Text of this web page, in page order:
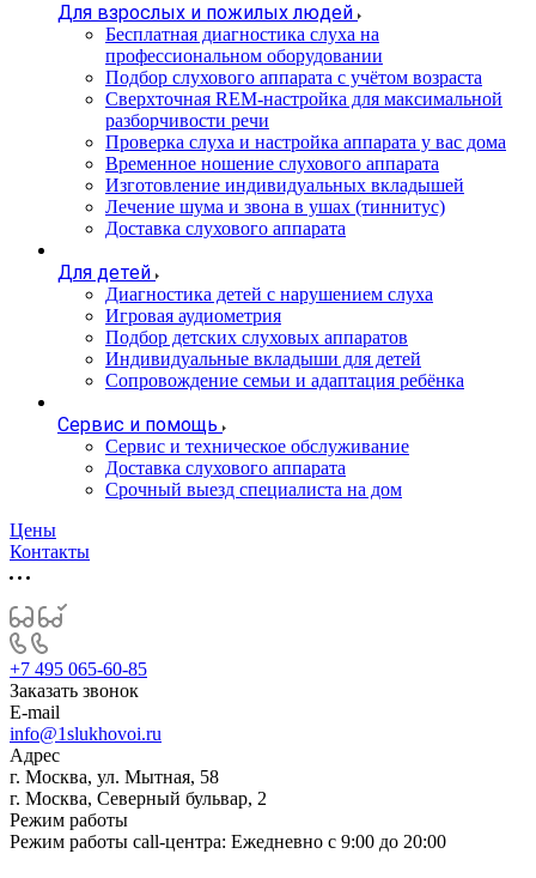
Для взрослых и пожилых людей
Бесплатная диагностика слуха на
профессиональном оборудовании
Подбор слухового аппарата с учётом возраста
Сверхточная REM-настройка для максимальной
разборчивости речи
Проверка слуха и настройка аппарата у вас дома
Временное ношение слухового аппарата
Изготовление индивидуальных вкладышей
Лечение шума и звона в ушах (тиннитус)
Доставка слухового аппарата
Для детей
Диагностика детей с нарушением слуха
Игровая аудиометрия
Подбор детских слуховых аппаратов
Индивидуальные вкладыши для детей
Сопровождение семьи и адаптация ребёнка
Сервис и помощь
Сервис и техническое обслуживание
Доставка слухового аппарата
Срочный выезд специалиста на дом
Цены
Контакты
+7 495 065-60-85
Заказать звонок
E-mail
info@1slukhovoi.ru
Адрес
г. Москва, ул. Мытная, 58
г. Москва, Северный бульвар, 2
Режим работы
Режим работы call-центра: Ежедневно с 9:00 до 20:00